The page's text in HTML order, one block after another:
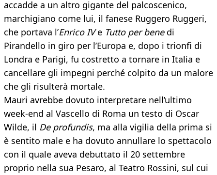
accadde a un altro gigante del palcoscenico,
marchigiano come lui, il fanese Ruggero Ruggeri,
che portava l’Enrico IVe Tutto per benedi
Pirandello in giro per l’Europa e, dopo i trionfi di
Londra e Parigi, fu costretto a tornare in Italia e
cancellare gli impegni perché colpito da un malore
che gli risulterà mortale.
Mauri avrebbe dovuto interpretare nell’ultimo
week-end al Vascello di Roma un testo di Oscar
Wilde, il De profundis, ma alla vigilia della prima si
è sentito male e ha dovuto annullare lo spettacolo
con il quale aveva debuttato il 20 settembre
proprio nella sua Pesaro, al Teatro Rossini, sul cui